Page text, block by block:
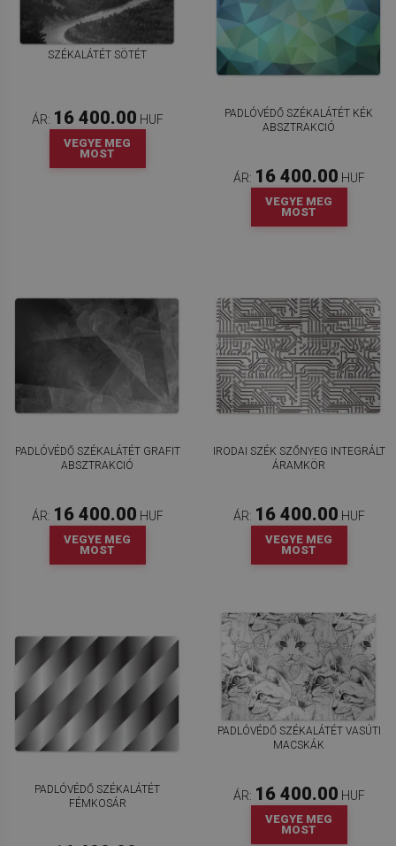
SZÉKALÁTÉT SÖTÉT
ÁR: 16 400.00 HUF
VEGYE MEG
MOST
PADLÓVÉDŐ SZÉKALÁTÉT KÉK
ABSZTRAKCIÓ
ÁR: 16 400.00 HUF
VEGYE MEG
MOST
PADLÓVÉDŐ SZÉKALÁTÉT GRAFIT
ABSZTRAKCIÓ
ÁR: 16 400.00 HUF
VEGYE MEG
MOST
IRODAI SZÉK SZŐNYEG INTEGRÁLT
ÁRAMKÖR
ÁR: 16 400.00 HUF
VEGYE MEG
MOST
PADLÓVÉDŐ SZÉKALÁTÉT
FÉMKOSÁR
PADLÓVÉDŐ SZÉKALÁTÉT VASÚTI
MACSKÁK
ÁR: 16 400.00 HUF
VEGYE MEG
MOST